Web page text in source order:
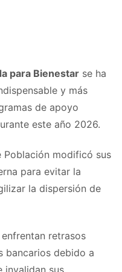
para Bienestar se ha
y más
de apoyo
este año 2026.
Población modificó sus
para evitar la
la dispersión de
retrasos
bancarios debido a
invalidan sus